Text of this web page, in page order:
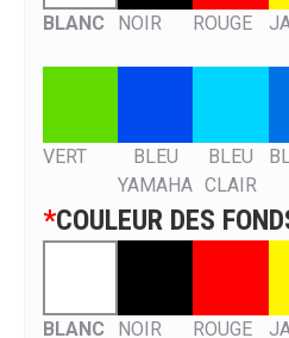
BLANC NOIR ROUGE
VERT
BLEU
YAMAHA
BLEU
CLAIR
*COULEUR DES
BLANC NOIR ROUGE